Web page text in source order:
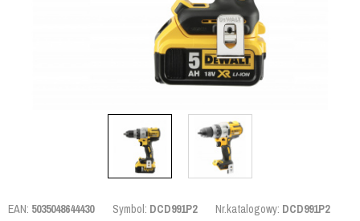
EAN: 5035048644430 Symbol: DCD991P2 Nr.katalogowy: DCD991P2